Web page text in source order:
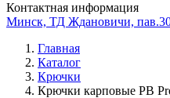
Контактная информация
Минск, ТД Ждановичи,
Главная
Каталог
Крючки
Крючки карповые PB